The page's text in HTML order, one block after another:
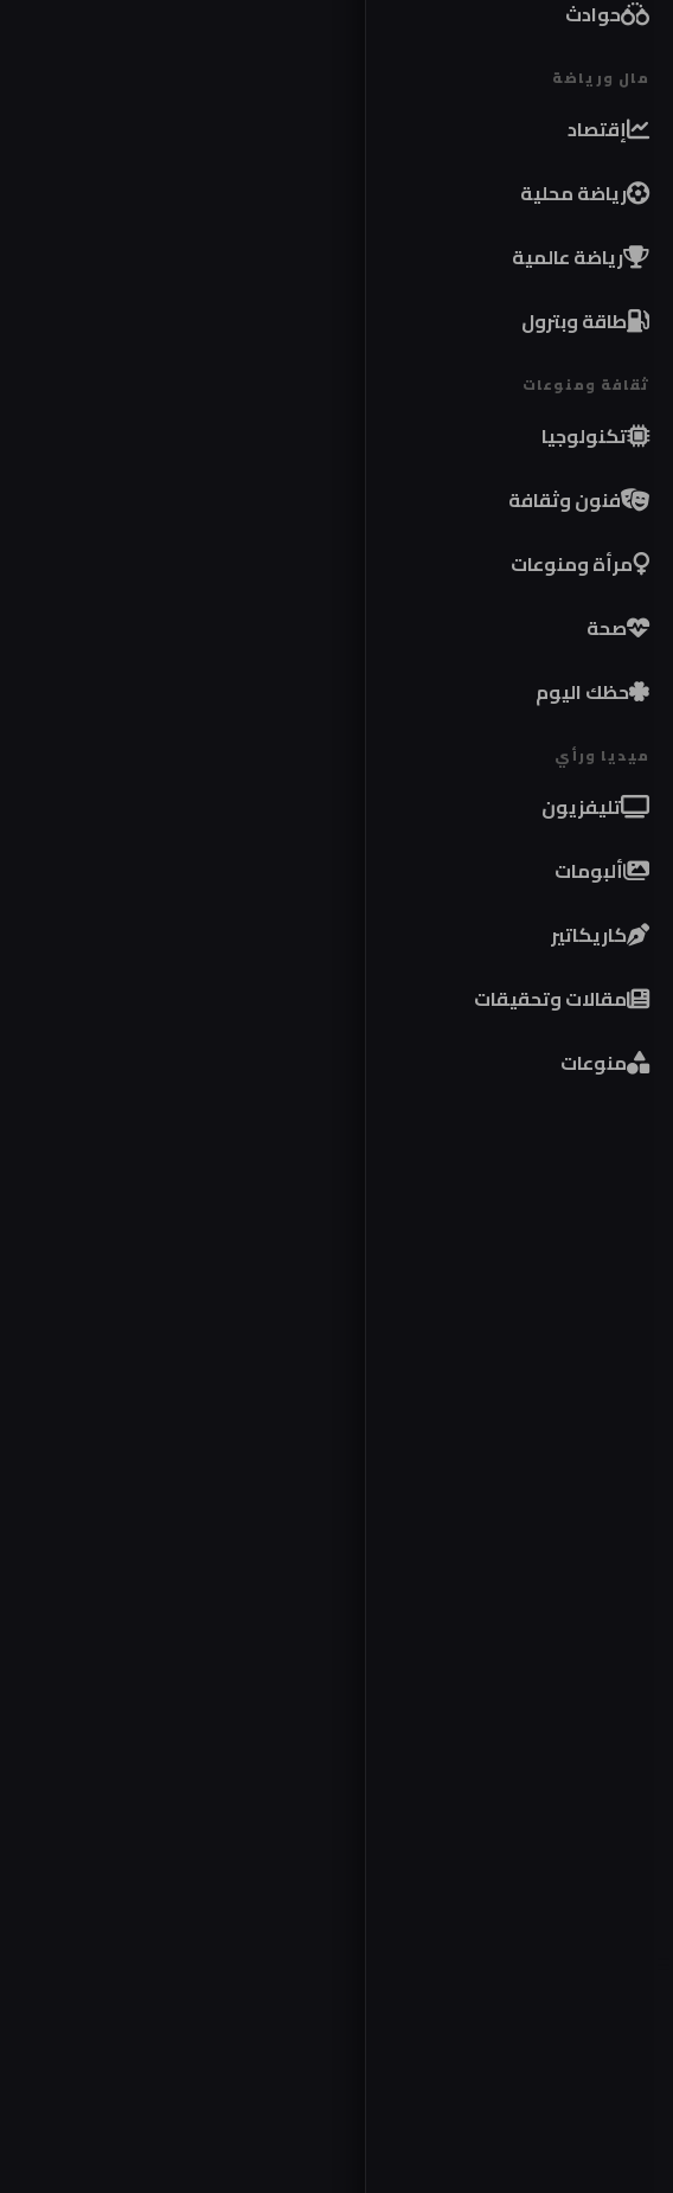
حوادث
مال ورياضة
إقتصاد
رياضة محلية
رياضة عالمية
طاقة وبترول
ثقافة ومنوعات
تكنولوجيا
فنون وثقافة
مرأة ومنوعات
صحة
حظك اليوم
ميديا ورأي
تليفزيون
ألبومات
كاريكاتير
مقالات وتحقيقات
منوعات